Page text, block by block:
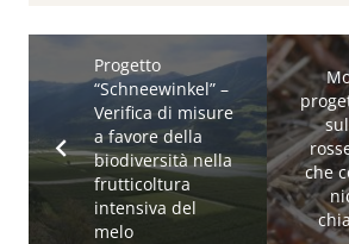
Progetto
“Schneewinkel” –
Verifica di misure
a favore della
biodiversità nella
frutticoltura
intensiva del
melo
che